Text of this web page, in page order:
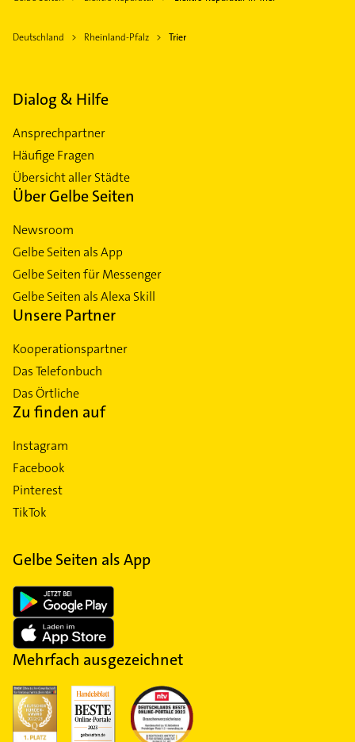
Deutschland Rheinland-Pfalz Trier
Dialog & Hilfe
Ansprechpartner
Häufige Fragen
Übersicht aller Städte
Über Gelbe Seiten
Newsroom
Gelbe Seiten als App
Gelbe Seiten für Messenger
Gelbe Seiten als Alexa Skill
Unsere Partner
Kooperationspartner
Das Telefonbuch
Das Örtliche
Zu finden auf
Instagram
Facebook
Pinterest
TikTok
Gelbe Seiten als App
Mehrfach ausgezeichnet